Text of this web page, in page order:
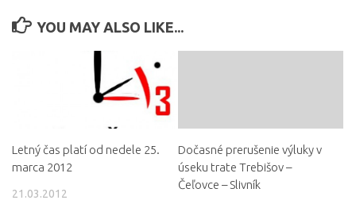
YOU MAY ALSO LIKE...
Letný čas platí od nedele 25.
marca 2012
21.03.2012
Dočasné prerušenie výluky v
úseku trate Trebišov –
Čeľovce – Slivník